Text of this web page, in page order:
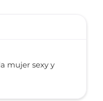
mujer sexy y